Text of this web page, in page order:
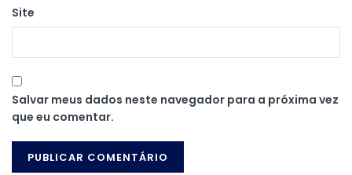
Site
Salvar meus dados neste navegador para a próxima vez
que eu comentar.